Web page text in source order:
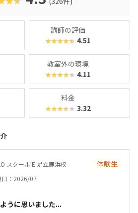
の相性が……」なんてトラブルも極力
みてくださいね。
講師の評価
★★★★★ 4.51
教室外の環境
★★★★★ 4.11
料金
★★★★★ 3.32
スクールIE 足立鹿浜校 体験生
日：2026/07
うに思いました...